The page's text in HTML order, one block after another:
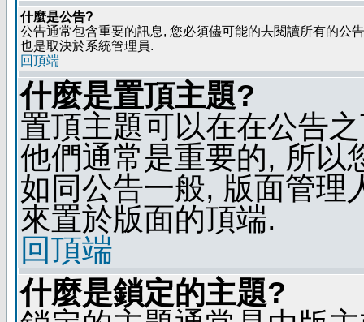
什麼是公告?
公告通常包含重要的訊息, 您必須儘可能的去閱讀所有的公
也是取決於系統管理員.
回頂端
什麼是置頂主題?
置頂主題可以在在公告
他們通常是重要的, 所以
如同公告一般, 版面管理
來置於版面的頂端.
回頂端
什麼是鎖定的主題?